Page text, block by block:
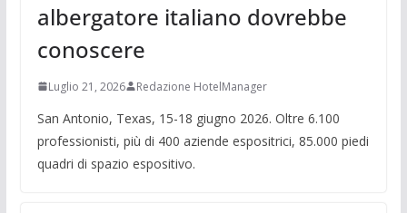
albergatore italiano dovrebbe
conoscere
Luglio 21, 2026 Redazione HotelManager
San Antonio, Texas, 15-18 giugno 2026. Oltre 6.100
professionisti, più di 400 aziende espositrici, 85.000 piedi
quadri di spazio espositivo.